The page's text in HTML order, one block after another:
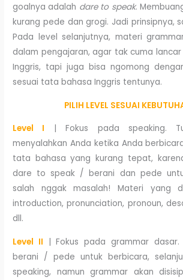
goalnya adalah dare to speak.
kurang pede dan grogi. Jadi prinsipnya,
Pada level selanjutnya, materi
dalam pengajaran, agar tak cuma
Inggris, tapi juga bisa ngomong
sesuai tata bahasa Inggris tentunya.
PILIH LEVEL SESUAI
Level I | Fokus pada speaking.
menyalahkan Anda ketika Anda
tata bahasa yang kurang tepat,
dare to speak / berani dan pede
salah nggak masalah! Materi yang
introduction, pronunciation, pronoun,
dll.
Level II | Fokus pada grammar dasar.
berani / pede untuk berbicara,
speaking, namun grammar akan